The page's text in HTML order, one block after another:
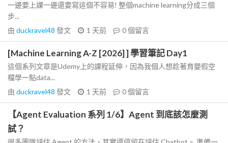
一邊要上課一邊還要寫這個不容易! 整個machine learning分成三個
步...
由 duckravel48 發文 1 天前 0個留言
[Machine Learning A-Z [2026] ] 學習筆記 Day1
這個系列文章是Udemy上的課程延伸，因為我個人想趁著育嬰假空
檔學一點data...
由 duckravel48 發文 1 天前 0個留言
【Agent Evaluation 系列 1/6】Agent 到底該怎麼測
試？